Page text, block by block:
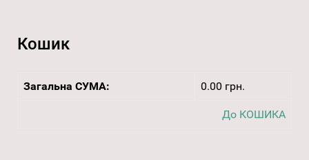
Кошик
Загальна СУМА: 0.00 грн.
До КОШИКА